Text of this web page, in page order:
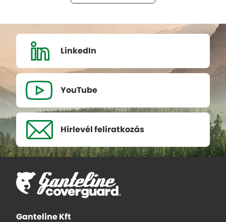
LinkedIn
YouTube
Hírlevél feliratkozás
Ganteline Kft